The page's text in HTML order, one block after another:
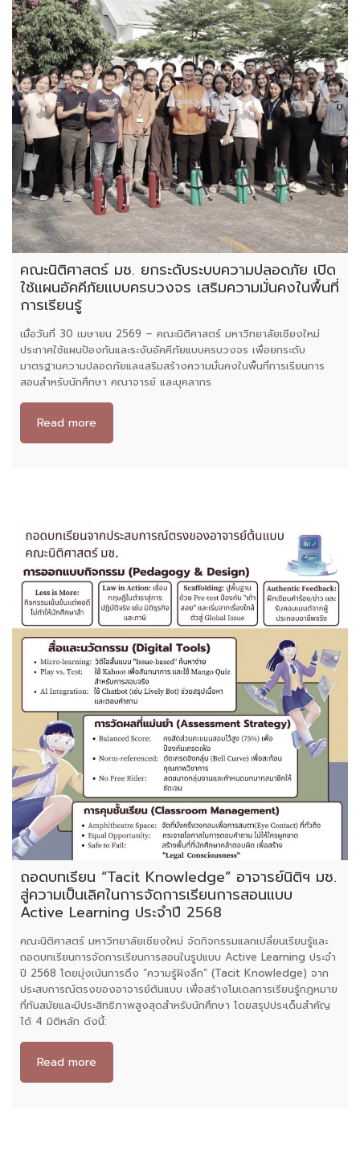
คณะนิติศาสตร์ มช. ยกระดับระบบความปลอดภัย เปิด
ใช้แผนอัคคีภัยแบบครบวงจร เสริมความมั่นคงในพื้นที่
การเรียนรู้
เมื่อวันที่ 30 เมษายน 2569 – คณะนิติศาสตร์ มหาวิทยาลัยเชียงใหม่
ประกาศใช้แผนป้องกันและระงับอัคคีภัยแบบครบวงจร เพื่อยกระดับ
มาตรฐานความปลอดภัยและเสริมสร้างความมั่นคงในพื้นที่การเรียนการ
สอนสำหรับนักศึกษา คณาจารย์ และบุคลากร
Read more
ถอดบทเรียน “Tacit Knowledge” อาจารย์นิติฯ มช.
สู่ความเป็นเลิศในการจัดการเรียนการสอนแบบ
Active Learning ประจำปี 2568
คณะนิติศาสตร์ มหาวิทยาลัยเชียงใหม่ จัดกิจกรรมแลกเปลี่ยนเรียนรู้และ
ถอดบทเรียนการจัดการเรียนการสอนในรูปแบบ Active Learning ประจำ
ปี 2568 โดยมุ่งเน้นการดึง “ความรู้ฝังลึก” (Tacit Knowledge) จาก
ประสบการณ์ตรงของอาจารย์ต้นแบบ เพื่อสร้างโมเดลการเรียนรู้กฎหมาย
ที่ทันสมัยและมีประสิทธิภาพสูงสุดสำหรับนักศึกษา โดยสรุปประเด็นสำคัญ
ได้ 4 มิติหลัก ดังนี้:
Read more